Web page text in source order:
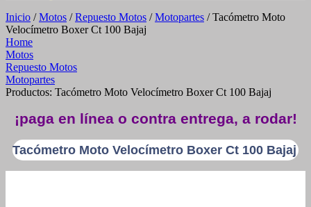
Inicio /Motos /Repuesto Motos /Motopartes / Tacómetro Moto
Velocímetro Boxer Ct 100 Bajaj
Home
Motos
Repuesto Motos
Motopartes
Productos: Tacómetro Moto Velocímetro Boxer Ct 100 Bajaj
¡paga en línea o contra entrega, a rodar!
Tacómetro Moto Velocímetro Boxer Ct 100 Bajaj